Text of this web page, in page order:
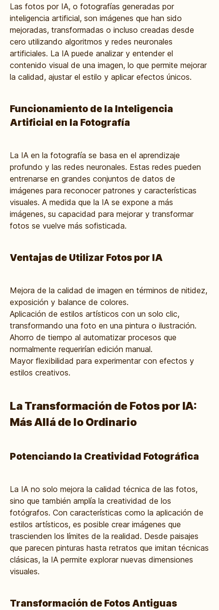
Las fotos por IA, o fotografías generadas por
inteligencia artificial, son imágenes que han sido
mejoradas, transformadas o incluso creadas desde
cero utilizando algoritmos y redes neuronales
artificiales. La IA puede analizar y entender el
contenido visual de una imagen, lo que permite mejorar
la calidad, ajustar el estilo y aplicar efectos únicos.
Funcionamiento de la Inteligencia
Artificial en la Fotografía
La IA en la fotografía se basa en el aprendizaje
profundo y las redes neuronales. Estas redes pueden
entrenarse en grandes conjuntos de datos de
imágenes para reconocer patrones y características
visuales. A medida que la IA se expone a más
imágenes, su capacidad para mejorar y transformar
fotos se vuelve más sofisticada.
Ventajas de Utilizar Fotos por IA
Mejora de la calidad de imagen en términos de nitidez,
exposición y balance de colores.
Aplicación de estilos artísticos con un solo clic,
transformando una foto en una pintura o ilustración.
Ahorro de tiempo al automatizar procesos que
normalmente requerirían edición manual.
Mayor flexibilidad para experimentar con efectos y
estilos creativos.
La Transformación de Fotos por IA:
Más Allá de lo Ordinario
Potenciando la Creatividad Fotográfica
La IA no solo mejora la calidad técnica de las fotos,
sino que también amplía la creatividad de los
fotógrafos. Con características como la aplicación de
estilos artísticos, es posible crear imágenes que
trascienden los límites de la realidad. Desde paisajes
que parecen pinturas hasta retratos que imitan técnicas
clásicas, la IA permite explorar nuevas dimensiones
visuales.
Transformación de Fotos Antiguas